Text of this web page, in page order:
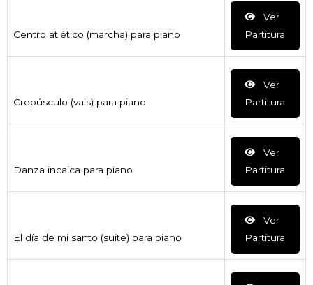
Centro atlético (marcha) para piano
Ver
Partitura
Crepúsculo (vals) para piano
Ver
Partitura
Danza incaica para piano
Ver
Partitura
El día de mi santo (suite) para piano
Ver
Partitura